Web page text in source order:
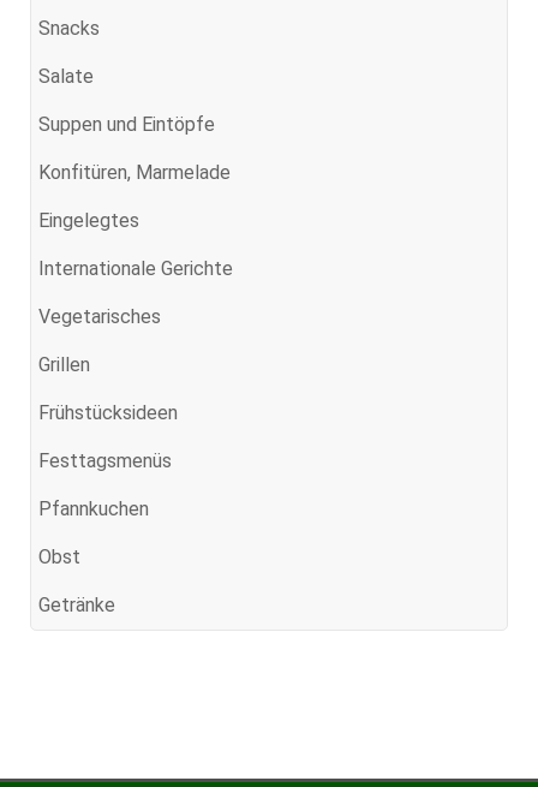
Snacks
Salate
Suppen und Eintöpfe
Konfitüren, Marmelade
Eingelegtes
Internationale Gerichte
Vegetarisches
Grillen
Frühstücksideen
Festtagsmenüs
Pfannkuchen
Obst
Getränke